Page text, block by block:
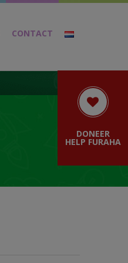
CONTACT
DONEER
HELP FURAHA